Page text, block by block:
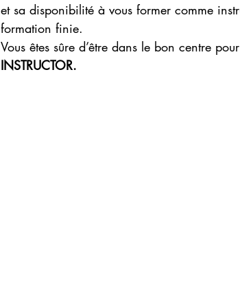
et sa disponibilité à vous former comme
formation finie.
Vous êtes sûre d’être dans le bon centre
INSTRUCTOR.